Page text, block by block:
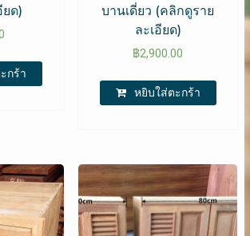
ยด)
กร้า
บานเดี่ยว (คลิกดูราย
ละเอียด)
฿2,900.00
หยิบใส่ตะกร้า